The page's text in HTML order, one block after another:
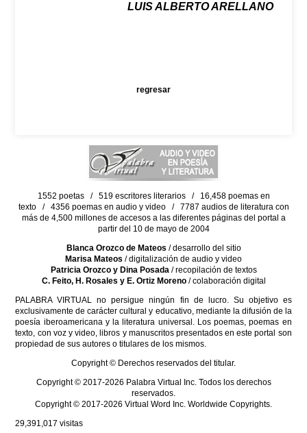
LUIS ALBERTO ARELLANO
regresar
1552 poetas / 519 escritores literarios / 16,458 poemas en
texto / 4356 poemas en audio y video / 7787 audios de literatura con
más de 4,500 millones de accesos a las diferentes páginas del portal a
partir del 10 de mayo de 2004
Blanca Orozco de Mateos / desarrollo del sitio
Marisa Mateos / digitalización de audio y video
Patricia Orozco y Dina Posada/ recopilación de textos
C. Feito, H. Rosales y E. Ortiz Moreno/ colaboración digital
PALABRA VIRTUAL no persigue ningún fin de lucro. Su objetivo es
exclusivamente de carácter cultural y educativo, mediante la difusión de la
poesía iberoamericana y la literatura universal. Los poemas, poemas en
texto, con voz y video, libros y manuscritos presentados en este portal son
propiedad de sus autores o titulares de los mismos.
Copyright © Derechos reservados del titular.
Copyright © 2017-2026 Palabra Virtual Inc. Todos los derechos
reservados.
Copyright © 2017-2026 Virtual Word Inc. Worldwide Copyrights.
29,391,017 visitas